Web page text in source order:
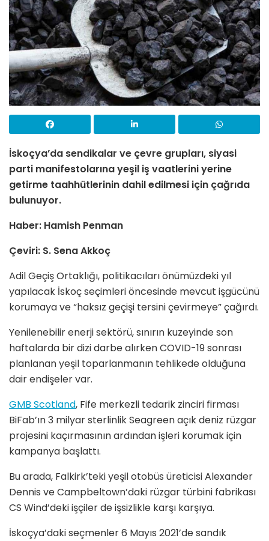
İskoçya’da sendikalar ve çevre grupları, siyasi
parti manifestolarına yeşil iş vaatlerini yerine
getirme taahhütlerinin dahil edilmesi için çağrıda
bulunuyor.
Haber: Hamish Penman
Çeviri: S. Sena Akkoç
Adil Geçiş Ortaklığı, politikacıları önümüzdeki yıl
yapılacak İskoç seçimleri öncesinde mevcut işgücünü
korumaya ve “haksız geçişi tersini çevirmeye” çağırdı.
Yenilenebilir enerji sektörü, sınırın kuzeyinde son
haftalarda bir dizi darbe alırken COVID-19 sonrası
planlanan yeşil toparlanmanın tehlikede olduğuna
dair endişeler var.
GMB Scotland, Fife merkezli tedarik zinciri firması
BiFab’ın 3 milyar sterlinlik Seagreen açık deniz rüzgar
projesini kaçırmasının ardından işleri korumak için
kampanya başlattı.
Bu arada, Falkirk’teki yeşil otobüs üreticisi Alexander
Dennis ve Campbeltown’daki rüzgar türbini fabrikası
CS Wind’deki işçiler de işsizlikle karşı karşıya.
İskoçya’daki seçmenler 6 Mayıs 2021’de sandık